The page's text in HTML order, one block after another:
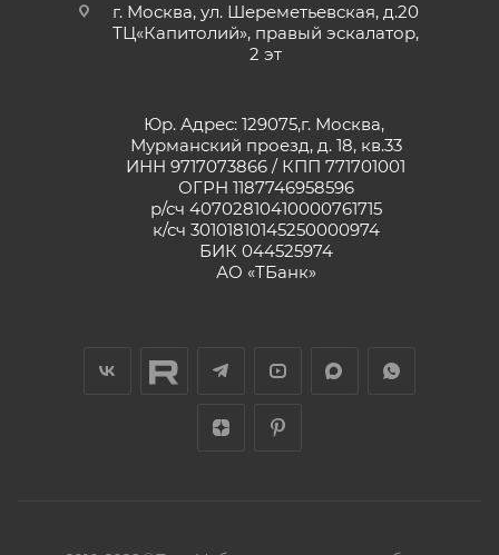
г. Москва, ул. Шереметьевская, д.20
ТЦ«Капитолий», правый эскалатор,
2 эт
Юр. Адрес: 129075,г. Москва,
Мурманский проезд, д. 18, кв.33
ИНН 9717073866 / КПП 771701001
ОГРН 1187746958596
р/сч 40702810410000761715
к/сч 30101810145250000974
БИК 044525974
АО «ТБанк»